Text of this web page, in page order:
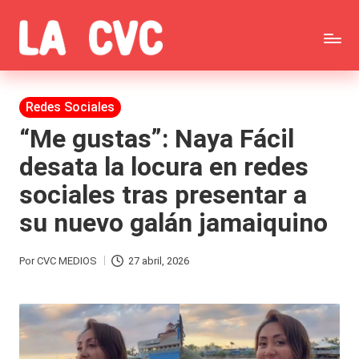
Saltar
al
contenido
C
o
p
u
c
h
a
s
F
ar
Todas
las
noticias
de
la
farándula,
Brava,
Gran
Publicada
en
Redes Sociales
“Me gustas”: Naya Fácil
desata la locura en redes
sociales tras presentar a
su nuevo galán jamaiquino
Publicado
PorCVC MEDIOS 27 abril, 2026